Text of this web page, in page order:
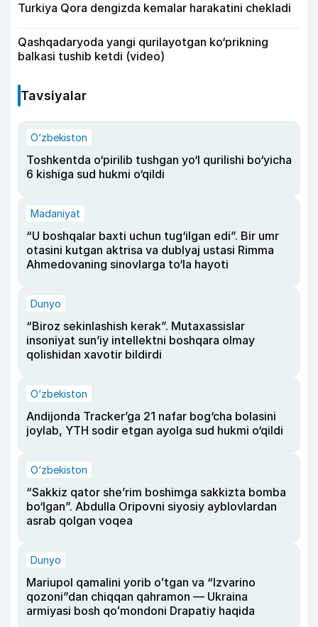
Turkiya Qora dengizda kemalar harakatini chekladi
Qashqadaryoda yangi qurilayotgan ko‘prikning
balkasi tushib ketdi (video)
Tavsiyalar
O‘zbekiston
Toshkentda o‘pirilib tushgan yo‘l qurilishi bo‘yicha
6 kishiga sud hukmi o‘qildi
Madaniyat
“U boshqalar baxti uchun tug‘ilgan edi”. Bir umr
otasini kutgan aktrisa va dublyaj ustasi Rimma
Ahmedovaning sinovlarga to‘la hayoti
Dunyo
“Biroz sekinlashish kerak”. Mutaxassislar
insoniyat sun’iy intellektni boshqara olmay
qolishidan xavotir bildirdi
O‘zbekiston
Andijonda Tracker’ga 21 nafar bog‘cha bolasini
joylab, YTH sodir etgan ayolga sud hukmi o‘qildi
O‘zbekiston
“Sakkiz qator she’rim boshimga sakkizta bomba
bo‘lgan”. Abdulla Oripovni siyosiy ayblovlardan
asrab qolgan voqea
Dunyo
Mariupol qamalini yorib oʻtgan va “Izvarino
qozoni”dan chiqqan qahramon — Ukraina
armiyasi bosh qoʻmondoni Drapatiy haqida